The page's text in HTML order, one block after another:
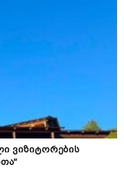
ვიზიტორების